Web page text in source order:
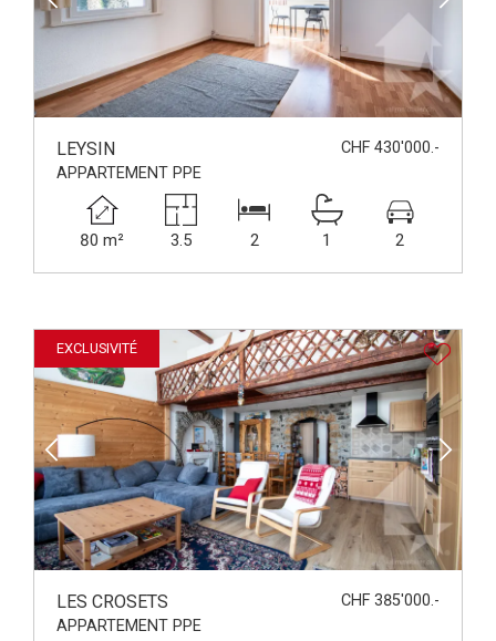
LEYSIN
CHF 430'000.-
APPARTEMENT PPE
80 m² 3.5 2 1 2
EXCLUSIVITÉ
LES CROSETS
CHF 385'000.-
APPARTEMENT PPE